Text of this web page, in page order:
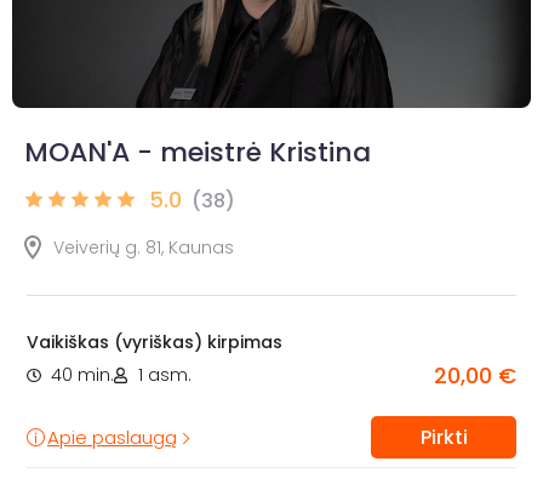
MOAN'A - meistrė Kristina
5.0 (38)
Veiverių g. 81, Kaunas
Vaikiškas (vyriškas) kirpimas
40 min.
1 asm. 20,00 €
Apie paslaugą Pirkti